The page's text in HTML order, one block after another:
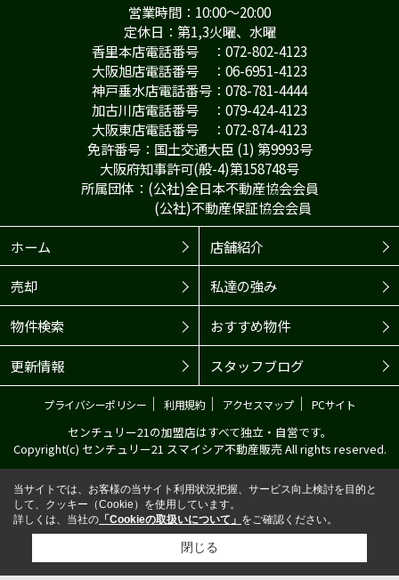
営業時間：10:00～20:00
定休日：第1,3火曜、水曜
香里本店電話番号 ：072-802-4123
大阪旭店電話番号 ：06-6951-4123
神戸垂水店電話番号：078-781-4444
加古川店電話番号 ：079-424-4123
大阪東店電話番号 ：072-874-4123
免許番号：国土交通大臣 (1) 第9993号
大阪府知事許可(般-4)第158748号
所属団体：(公社)全日本不動産協会会員
(公社)不動産保証協会会員
ホーム
店舗紹介
売却 私達の強み
物件検索 おすすめ物件
更新情報 スタッフブログ
プライバシーポリシー ｜ 利用規約｜ アクセスマップ｜ PCサイト
センチュリー21の加盟店はすべて独立・自営です。
Copyright(c) センチュリー21 スマイシア不動産販売 All rights reserved.
当サイトでは、お客様の当サイト利用状況把握、サービス向上検討を目的と
して、クッキー（Cookie）を使用しています。
詳しくは、当社の 「Cookieの取扱いについて」 をご確認ください。
閉じる